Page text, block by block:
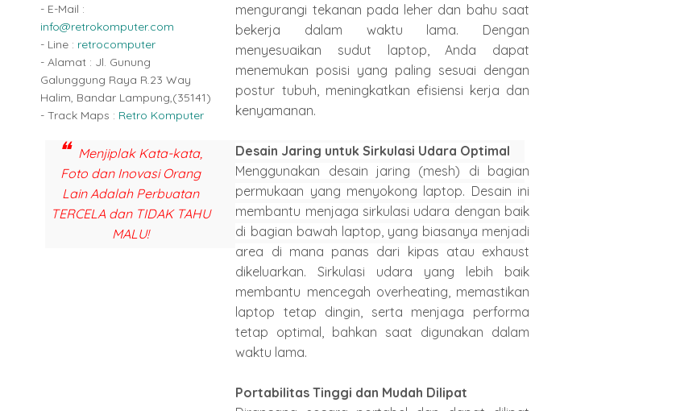
mengurangi tekanan pada leher dan bahu saat
bekerja dalam waktu lama. Dengan
menyesuaikan sudut laptop, Anda dapat
menemukan posisi yang paling sesuai dengan
postur tubuh, meningkatkan efisiensi kerja dan
kenyamanan.
Desain Jaring untuk Sirkulasi Udara Optimal
Menggunakan desain jaring (mesh) di bagian
permukaan yang menyokong laptop. Desain ini
membantu menjaga sirkulasi udara dengan baik
di bagian bawah laptop, yang biasanya menjadi
area di mana panas dari kipas atau exhaust
dikeluarkan. Sirkulasi udara yang lebih baik
membantu mencegah overheating, memastikan
laptop tetap dingin, serta menjaga performa
tetap optimal, bahkan saat digunakan dalam
waktu lama.
Portabilitas Tinggi dan Mudah Dilipat
- E-Mail :
info@retrokomputer.com
- Line : retrocomputer
- Alamat : Jl. Gunung
Galunggung Raya R.23 Way
Halim, Bandar Lampung,(35141)
- Track Maps : Retro Komputer
Menjiplak Kata-kata,
Foto dan Inovasi Orang
Lain Adalah Perbuatan
TERCELA dan TIDAK TAHU
MALU!